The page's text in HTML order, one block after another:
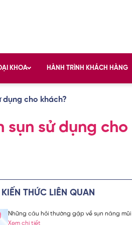
KHOA HÀNH TRÌNH KHÁCH HÀNG
dụng cho khách?
sử dụng cho
sắc đẹp chuẩn
THỨC LIÊN QUAN
Những câu hỏi thường gặp về sụn nâng mũi
Xem chi tiết